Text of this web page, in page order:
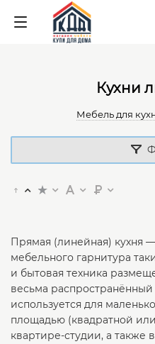
Кухни
Мебель для
Прямая (линейная) кухня
мебельного гарнитура
и бытовая техника
весьма
используется для
площадью (квадратной
квартире-студии, а также